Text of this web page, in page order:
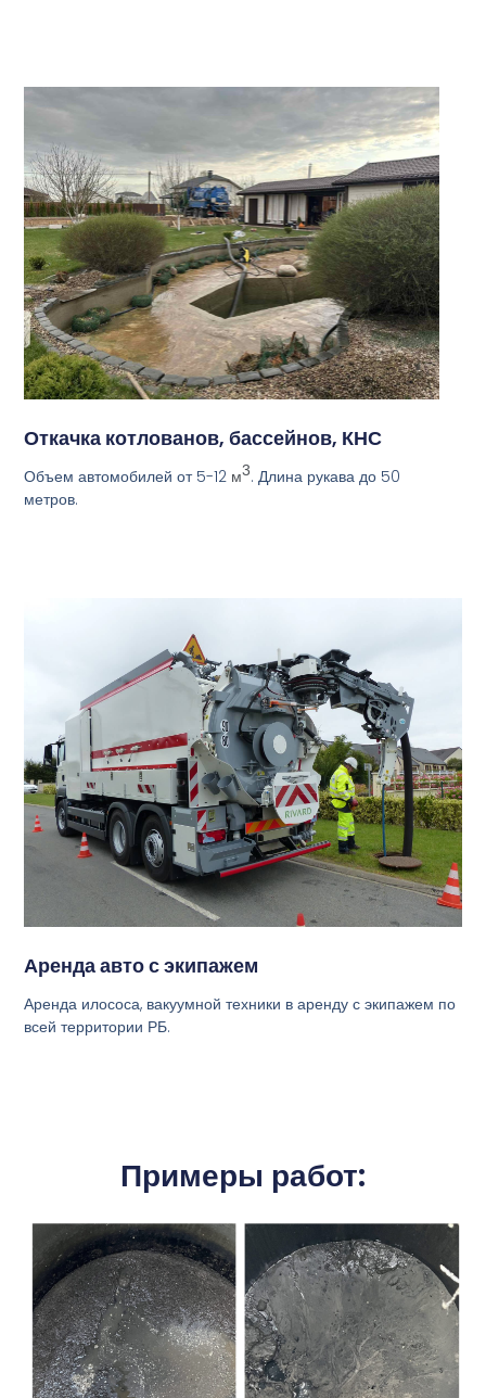
Откачка котлованов, бассейнов, КНС
Объем автомобилей от 5-12 м3. Длина рукава до 50
метров.
Аренда авто с экипажем
Аренда илососа, вакуумной техники в аренду с экипажем по
всей территории РБ.
Примеры работ: